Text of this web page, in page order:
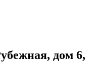
дом 6,